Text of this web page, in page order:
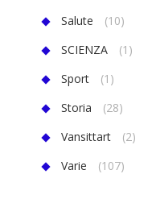
Salute
(10)
SCIENZA
(1)
Sport
(1)
Storia
(28)
Vansittart
(2)
Varie
(107)